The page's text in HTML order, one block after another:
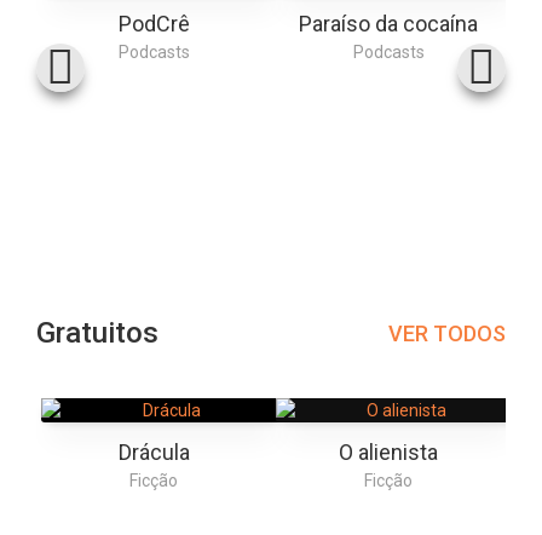
PodCrê
Podcasts
Paraíso da cocaína
Podcasts
Gratuitos VER TODOS
Drácula
Ficção
O alienista
Ficção